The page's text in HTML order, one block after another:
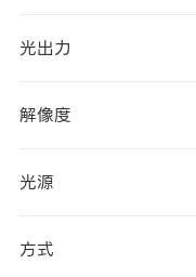
光出力
解像度
光源
方式